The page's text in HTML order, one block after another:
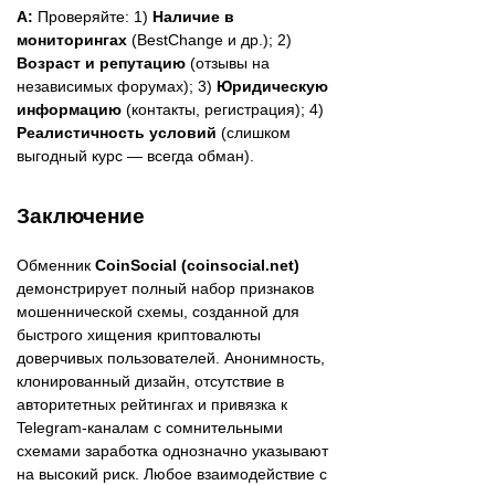
A: Проверяйте: 1) Наличие в
мониторингах (BestChange и др.); 2)
Возраст и репутацию (отзывы на
независимых форумах); 3) Юридическую
информацию (контакты, регистрация); 4)
Реалистичность условий (слишком
выгодный курс — всегда обман).
Заключение
Обменник CoinSocial (coinsocial.net)
демонстрирует полный набор признаков
мошеннической схемы, созданной для
быстрого хищения криптовалюты
доверчивых пользователей. Анонимность,
клонированный дизайн, отсутствие в
авторитетных рейтингах и привязка к
Telegram-каналам с сомнительными
схемами заработка однозначно указывают
на высокий риск. Любое взаимодействие с